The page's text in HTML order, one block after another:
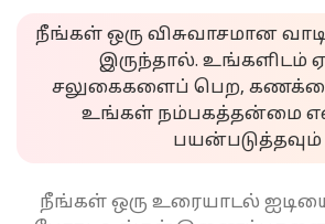
நீங்கள் ஒரு விசுவாசமான
இருந்தால். உங்களிடம்
சலுகைகளைப் பெற,
உங்கள் நம்பகத்தன்மை
பயன்படுத்தவும்
நீங்கள் ஒரு உரையாடல்